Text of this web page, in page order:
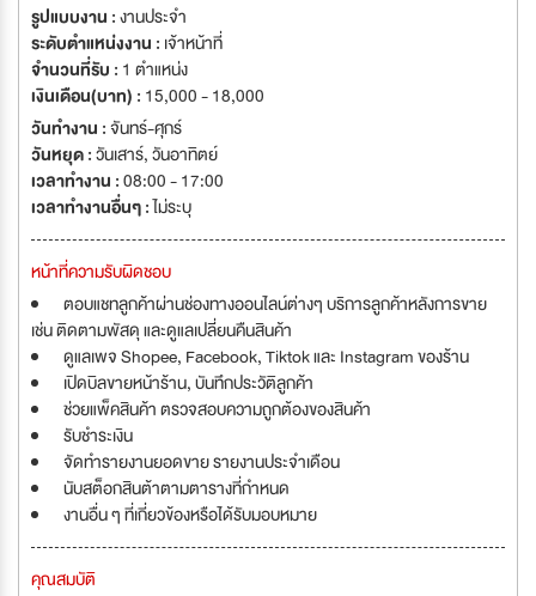
รูปแบบงาน :งานประจำ
ระดับตำแหน่งงาน : เจ้าหน้าที่
จำนวนที่รับ : 1 ตำแหน่ง
เงินเดือน(บาท) : 15,000 - 18,000
วันทำงาน :จันทร์-ศุกร์
วันหยุด :วันเสาร์,วันอาทิตย์
เวลาทำงาน :08:00 - 17:00
เวลาทำงานอื่นๆ :ไม่ระบุ
หน้าที่ความรับผิดชอบ
ตอบแชทลูกค้าผ่านช่องทางออนไลน์ต่างๆ บริการลูกค้าหลังการขาย
เช่น ติดตามพัสดุ และดูแลเปลี่ยนคืนสินค้า
ดูแลเพจ Shopee, Facebook, Tiktok และ Instagram ของร้าน
เปิดบิลขายหน้าร้าน, บันทึกประวัติลูกค้า
ช่วยแพ็คสินค้า ตรวจสอบความถูกต้องของสินค้า
รับชำระเงิน
จัดทำรายงานยอดขาย รายงานประจำเดือน
นับสต็อกสินต้าตามตารางที่กำหนด
งานอื่น ๆ ที่เกี่ยวข้องหรือได้รับมอบหมาย
คุณสมบัติ